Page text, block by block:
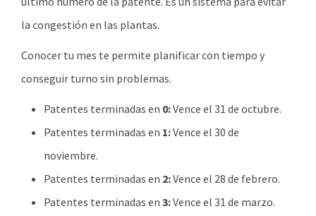
la congestión en las plantas.
Conocer tu mes te permite planificar con tiempo y
conseguir turno sin problemas.
Patentes terminadas en 0:Vence el 31 de octubre.
Patentes terminadas en 1:Vence el 30 de
noviembre.
Patentes terminadas en 2:Vence el 28 de febrero.
Patentes terminadas en 3:Vence el 31 de marzo.